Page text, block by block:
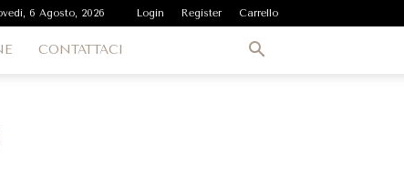
6 Agosto, 2026 Login Register Carrello
CONTATTACI